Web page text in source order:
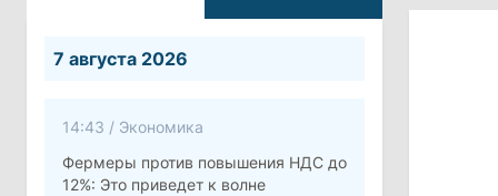
7 августа 2026
14:43 / Экономика
Фермеры против повышения НДС до
12%: Это приведет к волне